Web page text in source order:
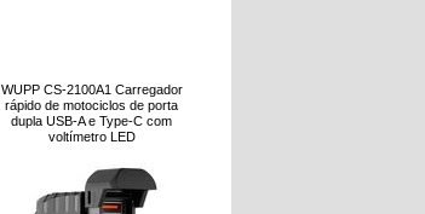
WUPP CS-2100A1 Carregador
rápido de motociclos de porta
dupla USB-A e Type-C com
voltímetro LED